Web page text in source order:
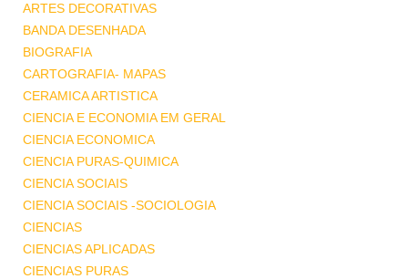
ARTES DECORATIVAS
BANDA DESENHADA
BIOGRAFIA
CARTOGRAFIA- MAPAS
CERAMICA ARTISTICA
CIENCIA E ECONOMIA EM GERAL
CIENCIA ECONOMICA
CIENCIA PURAS-QUIMICA
CIENCIA SOCIAIS
CIENCIA SOCIAIS -SOCIOLOGIA
CIENCIAS
CIENCIAS APLICADAS
CIENCIAS PURAS